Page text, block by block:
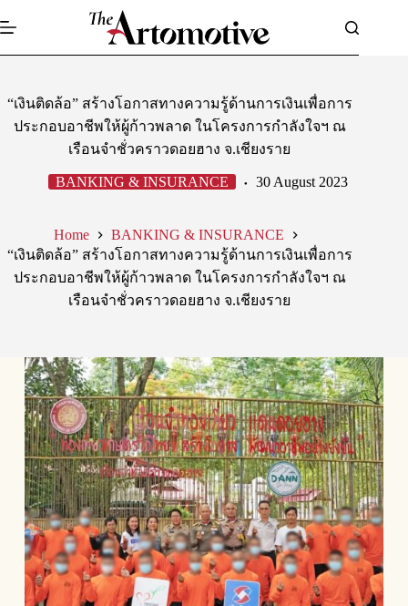
to
“เงินติดล้อ” สร้างโอกาสทางความรู้ด้านการเงินเพื่อการ
ประกอบอาชีพให้ผู้ก้าวพลาด ในโครงการกำลังใจฯ ณ
เรือนจำชั่วคราวดอยฮาง จ.เชียงราย
BANKING & INSURANCE 30 August 2023
Home
BANKING & INSURANCE
“เงินติดล้อ” สร้างโอกาสทางความรู้ด้านการเงินเพื่อการ
ประกอบอาชีพให้ผู้ก้าวพลาด ในโครงการกำลังใจฯ ณ
เรือนจำชั่วคราวดอยฮาง จ.เชียงราย